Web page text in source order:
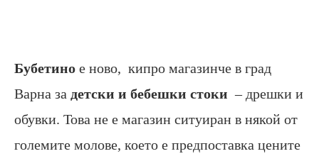
Бубетино е ново, кипро магазинче в град
Варна за детски и бебешки стоки – дрешки и
обувки. Това не е магазин ситуиран в някой от
големите молове, което е предпоставка цените